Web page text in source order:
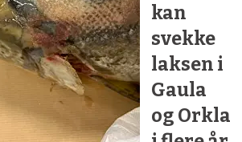
kan
svekke
laksen i
Gaula
og Orkla